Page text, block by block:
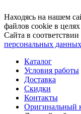
Находясь на нашем
файлов cookie в
Сайта в соответствии
персональных
Каталог
Условия работы
Доставка
Скидки
Контакты
Оригинальный